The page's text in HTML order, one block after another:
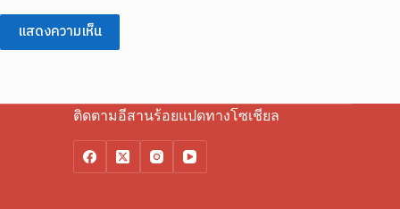
แสดงความเห็น
ติดตามอีสานร้อยแปดทางโซเชียล